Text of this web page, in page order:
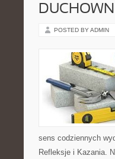
POSTED BY ADMIN
sens codziennych
Refleksje i Kazania.